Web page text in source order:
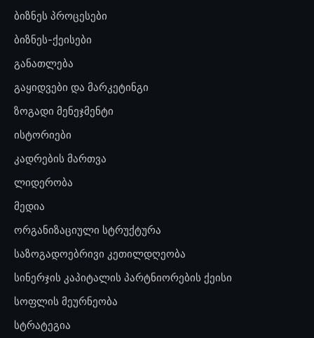
ბიზნეს პროცესები
ბიზნეს-ქეისები
განათლება
გაყიდვები და მარკეტინგი
ზოგადი მენეჯმენტი
ისტორიები
კადრების მართვა
ლიდერობა
მედია
ორგანიზაციული სტრუქტურა
საზოგადოებრივი კეთილდღეობა
სინერჯის კაპიტალის პარტნიორების ქეისი
სოფლის მეურნეობა
სტრატეგია